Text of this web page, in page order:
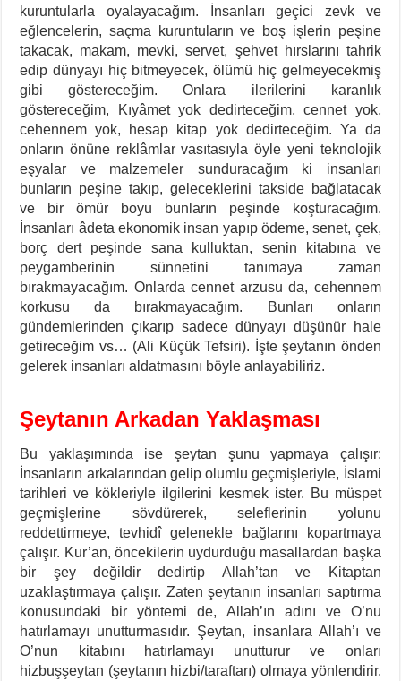
kuruntularla oyalayacağım. İnsanları geçici zevk ve
eğlencelerin, saçma kuruntuların ve boş işlerin peşine
takacak, makam, mevki, servet, şehvet hırslarını tahrik
edip dünyayı hiç bitmeyecek, ölümü hiç gelmeyecekmiş
gibi göstereceğim. Onlara ilerilerini karanlık
göstereceğim, Kıyâmet yok dedirteceğim, cennet yok,
cehennem yok, hesap kitap yok dedirteceğim. Ya da
onların önüne reklâmlar vasıtasıyla öyle yeni teknolojik
eşyalar ve malzemeler sunduracağım ki insanları
bunların peşine takıp, geleceklerini takside bağlatacak
ve bir ömür boyu bunların peşinde koşturacağım.
İnsanları âdeta ekonomik insan yapıp ödeme, senet, çek,
borç dert peşinde sana kulluktan, senin kitabına ve
peygamberinin sünnetini tanımaya zaman
bırakmayacağım. Onlarda cennet arzusu da, cehennem
korkusu da bırakmayacağım. Bunları onların
gündemlerinden çıkarıp sadece dünyayı düşünür hale
getireceğim vs… (Ali Küçük Tefsiri). İşte şeytanın önden
gelerek insanları aldatmasını böyle anlayabiliriz.
Şeytanın Arkadan Yaklaşması
Bu yaklaşımında ise şeytan şunu yapmaya çalışır:
İnsanların arkalarından gelip olumlu geçmişleriyle, İslami
tarihleri ve kökleriyle ilgilerini kesmek ister. Bu müspet
geçmişlerine sövdürerek, seleflerinin yolunu
reddettirmeye, tevhidî gelenekle bağlarını kopartmaya
çalışır. Kur’an, öncekilerin uydurduğu masallardan başka
bir şey değildir dedirtip Allah’tan ve Kitaptan
uzaklaştırmaya çalışır. Zaten şeytanın insanları saptırma
konusundaki bir yöntemi de, Allah’ın adını ve O’nu
hatırlamayı unutturmasıdır. Şeytan, insanlara Allah’ı ve
O’nun kitabını hatırlamayı unutturur ve onları
hizbuşşeytan (şeytanın hizbi/taraftarı) olmaya yönlendirir.